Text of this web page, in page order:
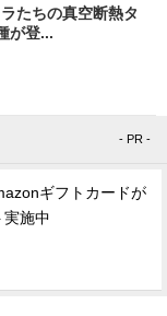
たちの真空断熱タ
が登...
- PR -
ギフトカードが
実施中